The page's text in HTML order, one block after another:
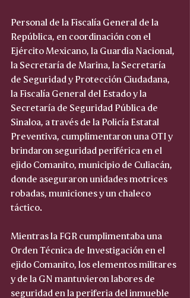
Personal de la Fiscalía General de la
República, en coordinación con el
Ejército Mexicano, la Guardia Nacional,
la Secretaría de Marina, la Secretaría
de Seguridad y Protección Ciudadana,
la Fiscalía General del Estado y la
Secretaría de Seguridad Pública de
Sinaloa, a través de la Policía Estatal
Preventiva, cumplimentaron una OTI y
brindaron seguridad periférica en el
ejido Comanito, municipio de Culiacán,
donde aseguraron unidades motrices
robadas, municiones y un chaleco
táctico.
Mientras la FGR cumplimentaba una
Orden Técnica de Investigación en el
ejido Comanito, los elementos militares
y de la GN mantuvieron labores de
seguridad en la periferia del inmueble